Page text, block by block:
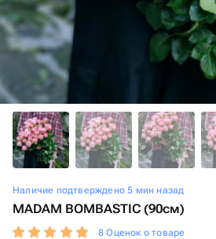
Наличие подтверждено 5 мин назад
MADAM BOMBASTIC (90см)
8 Оценок о товаре